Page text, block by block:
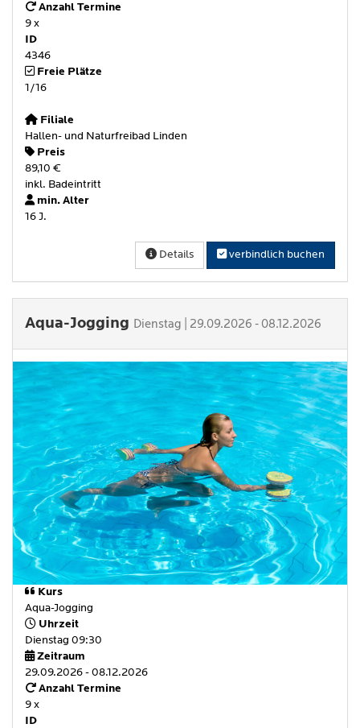
Anzahl Termine
9 x
ID
4346
Freie Plätze
1/16
Filiale
Hallen- und Naturfreibad Linden
Preis
89,10 €
inkl. Badeintritt
min. Alter
16 J.
Details verbindlich buchen
Aqua-Jogging Dienstag | 29.09.2026 - 08.12.2026
Kurs
Aqua-Jogging
Uhrzeit
Dienstag 09:30
Zeitraum
29.09.2026 - 08.12.2026
Anzahl Termine
9 x
ID